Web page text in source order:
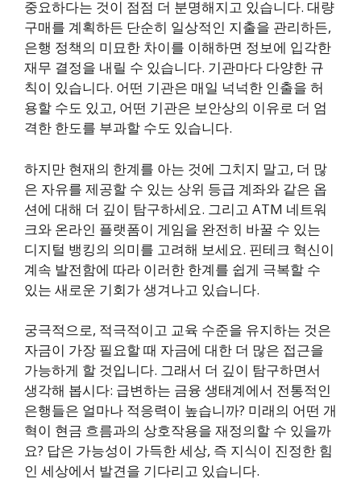
중요하다는 것이 점점 더 분명해지고 있습니다. 대량
구매를 계획하든 단순히 일상적인 지출을 관리하든,
은행 정책의 미묘한 차이를 이해하면 정보에 입각한
재무 결정을 내릴 수 있습니다. 기관마다 다양한 규
칙이 있습니다. 어떤 기관은 매일 넉넉한 인출을 허
용할 수도 있고, 어떤 기관은 보안상의 이유로 더 엄
격한 한도를 부과할 수도 있습니다.
하지만 현재의 한계를 아는 것에 그치지 말고, 더 많
은 자유를 제공할 수 있는 상위 등급 계좌와 같은 옵
션에 대해 더 깊이 탐구하세요. 그리고 ATM 네트워
크와 온라인 플랫폼이 게임을 완전히 바꿀 수 있는
디지털 뱅킹의 의미를 고려해 보세요. 핀테크 혁신이
계속 발전함에 따라 이러한 한계를 쉽게 극복할 수
있는 새로운 기회가 생겨나고 있습니다.
궁극적으로, 적극적이고 교육 수준을 유지하는 것은
자금이 가장 필요할 때 자금에 대한 더 많은 접근을
가능하게 할 것입니다. 그래서 더 깊이 탐구하면서
생각해 봅시다: 급변하는 금융 생태계에서 전통적인
은행들은 얼마나 적응력이 높습니까? 미래의 어떤 개
혁이 현금 흐름과의 상호작용을 재정의할 수 있을까
요? 답은 가능성이 가득한 세상, 즉 지식이 진정한 힘
인 세상에서 발견을 기다리고 있습니다.